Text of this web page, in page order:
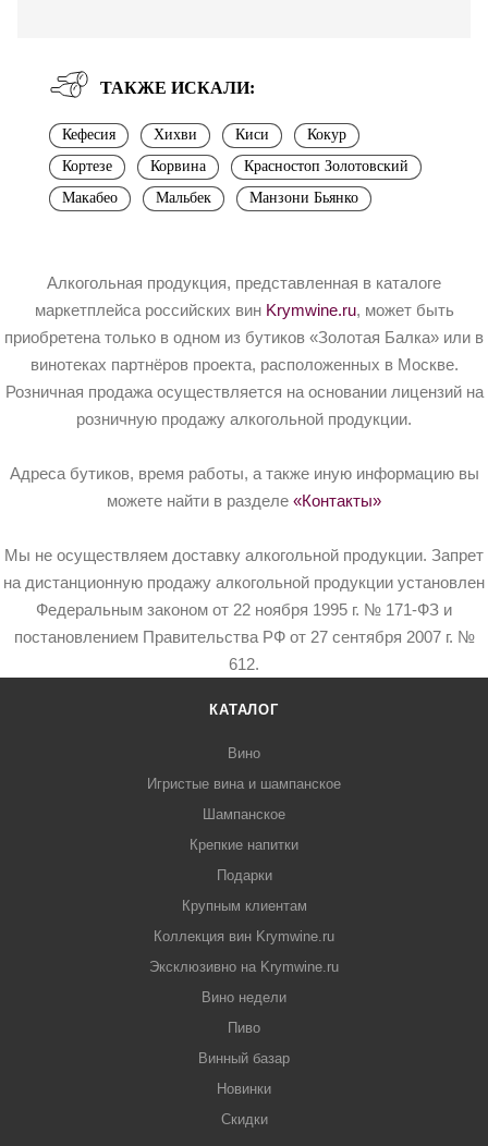
ТАКЖЕ ИСКАЛИ:
Кефесия Хихви Киси
Кокур
Кортезе
Корвина
Красностоп Золотовский
Макабео
Мальбек Манзони Бьянко
Алкогольная продукция, представленная в каталоге
маркетплейса российских вин Krymwine.ru, может быть
приобретена только в одном из бутиков «Золотая Балка» или в
винотеках партнёров проекта, расположенных в Москве.
Розничная продажа осуществляется на основании лицензий на
розничную продажу алкогольной продукции.
Адреса бутиков, время работы, а также иную информацию вы
можете найти в разделе «Контакты»
Мы не осуществляем доставку алкогольной продукции. Запрет
на дистанционную продажу алкогольной продукции установлен
Федеральным законом от 22 ноября 1995 г. № 171-ФЗ и
постановлением Правительства РФ от 27 сентября 2007 г. №
612.
КАТАЛОГ
Вино
Игристые вина и шампанское
Шампанское
Крепкие напитки
Подарки
Крупным клиентам
Коллекция вин Krymwine.ru
Эксклюзивно на Krymwine.ru
Вино недели
Пиво
Винный базар
Новинки
Скидки